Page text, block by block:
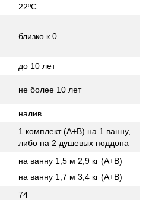
22ºC
близко к 0
до 10 лет
не более 10 лет
налив
1 комплект (А+B) на 1 ванну,
либо на 2 душевых поддона
на ванну 1,5 м 2,9 кг (А+B)
на ванну 1,7 м 3,4 кг (A+B)
74